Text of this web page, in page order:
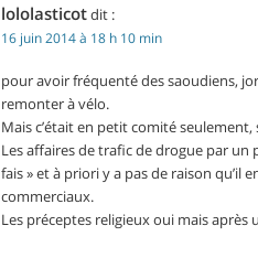
lololasticotdit :
16 juin 2014 à 18 h 10 min
pour avoir fréquenté des saoudiens,
remonter à vélo.
Mais c’était en petit comité
Les affaires de trafic de drogue par un
fais » et à priori y a pas de raison qu’il
commerciaux.
Les préceptes religieux oui mais après